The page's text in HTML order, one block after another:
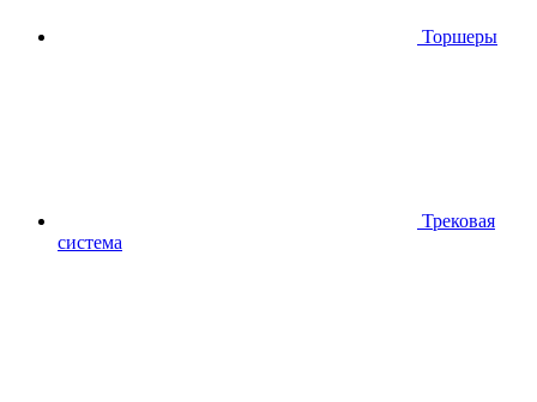
Торшеры
Трековая
система